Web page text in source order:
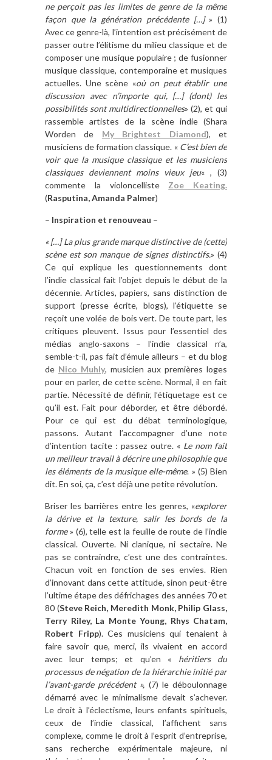
ne perçoit pas les limites de genre de la même
façon que la génération précédente […]» (1)
Avec ce genre-là, l’intention est précisément de
passer outre l’élitisme du milieu classique et de
composer une musique populaire ; de fusionner
musique classique, contemporaine et musiques
actuelles. Une scène «où on peut établir une
discussion avec n’importe qui, […] (dont) les
possibilités sont multidirectionnelles» (2), et qui
rassemble artistes de la scène indie (Shara
Worden de My Brightest Diamond), et
musiciens de formation classique. « C’est bien de
voir que la musique classique et les musiciens
classiques deviennent moins vieux jeu« , (3)
commente la violoncelliste Zoe Keating.
(Rasputina, Amanda Palmer)
– Inspiration et renouveau –
« […] La plus grande marque distinctive de (cette)
scène est son manque de signes distinctifs.» (4)
Ce qui explique les questionnements dont
l’indie classical fait l’objet depuis le début de la
décennie. Articles, papiers, sans distinction de
support (presse écrite, blogs), l’étiquette se
reçoit une volée de bois vert. De toute part, les
critiques pleuvent. Issus pour l’essentiel des
médias anglo-saxons – l’indie classical n’a,
semble-t-il, pas fait d’émule ailleurs – et du blog
de Nico Muhly, musicien aux premières loges
pour en parler, de cette scène. Normal, il en fait
partie. Nécessité de définir, l’étiquetage est ce
qu’il est. Fait pour déborder, et être débordé.
Pour ce qui est du débat terminologique,
passons. Autant l’accompagner d’une note
d’intention tacite : passez outre. « Le nom fait
un meilleur travail à décrire une philosophie que
les éléments de la musique elle-même. » (5) Bien
dit. En soi, ça, c’est déjà une petite révolution.
Briser les barrières entre les genres, «explorer
la dérive et la texture, salir les bords de la
forme» (6), telle est la feuille de route de l’indie
classical. Ouverte. Ni clanique, ni sectaire. Ne
pas se contraindre, c’est une des contraintes.
Chacun voit en fonction de ses envies. Rien
d’innovant dans cette attitude, sinon peut-être
l’ultime étape des défrichages des années 70 et
80 (Steve Reich, Meredith Monk, Philip Glass,
Terry Riley, La Monte Young, Rhys Chatam,
Robert Fripp). Ces musiciens qui tenaient à
faire savoir que, merci, ils vivaient en accord
avec leur temps; et qu’en « héritiers du
processus de négation de la hiérarchie initié par
l’avant-garde précédent », (7) le déboulonnage
démarré avec le minimalisme devait s’achever.
Le droit à l’éclectisme, leurs enfants spirituels,
ceux de l’indie classical, l’affichent sans
complexe, comme le droit à l’esprit d’entreprise,
sans recherche expérimentale majeure, ni